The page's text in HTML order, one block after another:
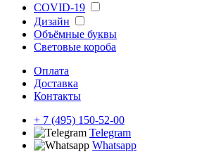
COVID-19
Дизайн
Объёмные буквы
Световые короба
Оплата
Доставка
Контакты
+ 7 (495) 150-52-00
Telegram
Whatsapp